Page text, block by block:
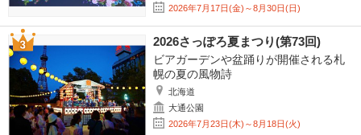
2026年7月17日(金)～8月30日(日)
2026さっぽろ夏まつり(第73回)
ビアガーデンや盆踊りが開催される札
幌の夏の風物詩
北海道
大通公園
2026年7月23日(木)～8月18日(火)